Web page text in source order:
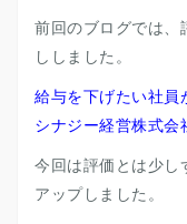
前回のブログでは、
ししました。
給与を下げたい社
シナジー経営株式
今回は評価とは少し
アップしました。